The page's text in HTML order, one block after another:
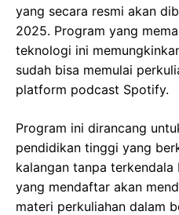
yang secara resmi akan
2025. Program yang
teknologi ini
sudah bisa memulai
platform podcast Spotify.
Program ini dirancang
pendidikan tinggi yang
kalangan tanpa
yang mendaftar akan
materi perkuliahan dalam